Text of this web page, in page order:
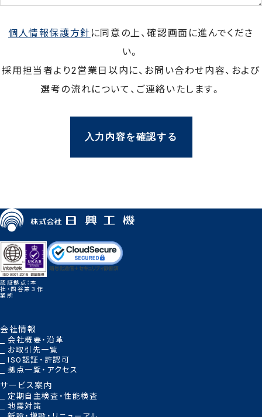
個人情報保護方針に同意の上、確認画面に進んでくださ
い。
採用担当者より2営業日以内に、お問い合わせ内容、および
選考の流れについて、 ご連絡いたします。
認証拠点：本
社・四谷第３作
業所
会社情報
会社概要・沿革
お取引先一覧
ISO認証・許認可
拠点一覧・アクセス
サービス案内
定期自主検査・性能検査
地震対策